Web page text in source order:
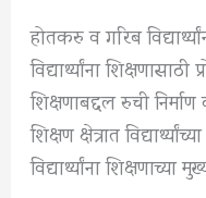
होतकरु व गरिब
विद्यार्थ्यांना
शिक्षणाबद्दल रुची
शिक्षण क्षेत्रात
विद्यार्थ्यांना